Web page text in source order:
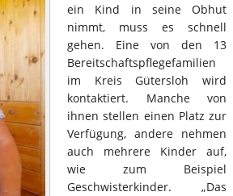
ein Kind in seine Obhut
nimmt, muss es schnell
gehen. Eine von den 13
Bereitschaftspflegefamilien
im Kreis Gütersloh wird
kontaktiert. Manche von
ihnen stellen einen Platz zur
Verfügung, andere nehmen
auch mehrere Kinder auf,
wie zum Beispiel
Geschwisterkinder. „Das